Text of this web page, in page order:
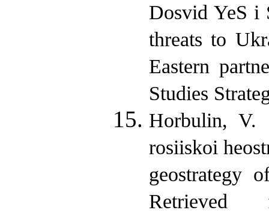
Dosvid YeS i
threats to
Eastern
Studies
Horbulin, V.
rosiiskoi
geostrategy
Retrieved